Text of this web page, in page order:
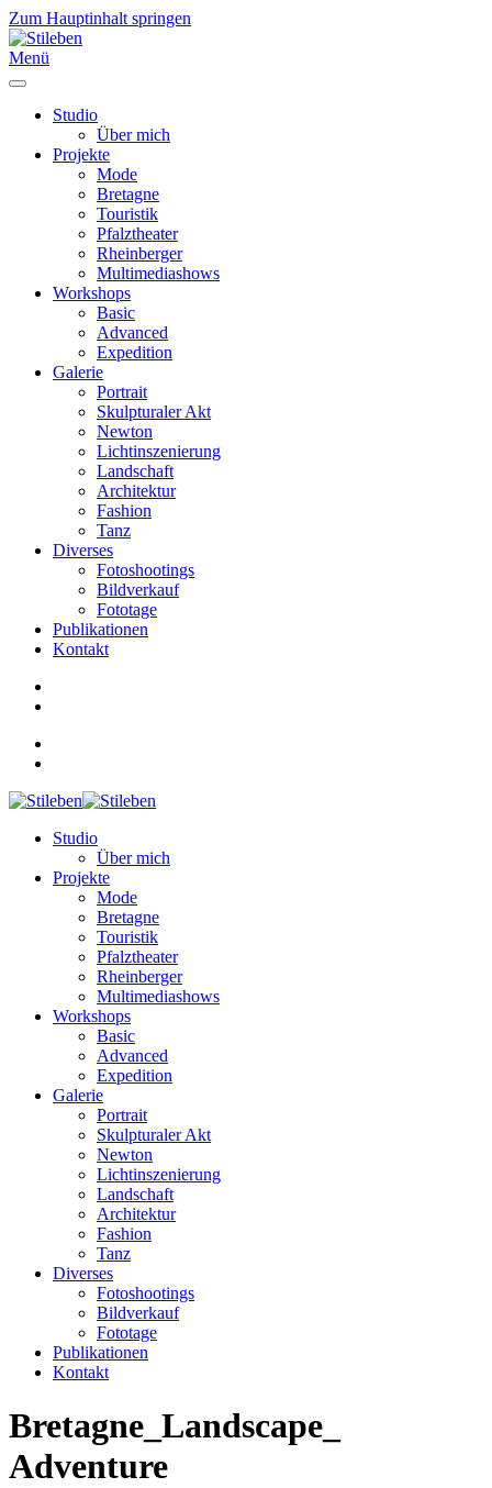
Zum Hauptinhalt springen
Menü
Studio
Über mich
Projekte
Mode
Bretagne
Touristik
Pfalztheater
Rheinberger
Multimediashows
Workshops
Basic
Advanced
Expedition
Galerie
Portrait
Skulpturaler Akt
Newton
Lichtinszenierung
Landschaft
Architektur
Fashion
Tanz
Diverses
Fotoshootings
Bildverkauf
Fototage
Publikationen
Kontakt
Studio
Über mich
Projekte
Mode
Bretagne
Touristik
Pfalztheater
Rheinberger
Multimediashows
Workshops
Basic
Advanced
Expedition
Galerie
Portrait
Skulpturaler Akt
Newton
Lichtinszenierung
Landschaft
Architektur
Fashion
Tanz
Diverses
Fotoshootings
Bildverkauf
Fototage
Publikationen
Kontakt
Bretagne_Landscape_
Adventure